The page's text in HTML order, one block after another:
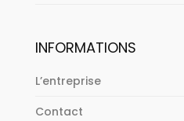
INFORMATIONS
L’entreprise
Contact